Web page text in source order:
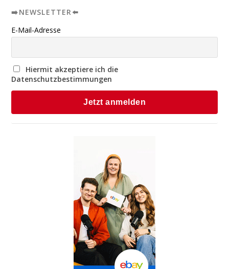
➡️NEWSLETTER⬅️
E-Mail-Adresse
Hiermit akzeptiere ich die
Datenschutzbestimmungen